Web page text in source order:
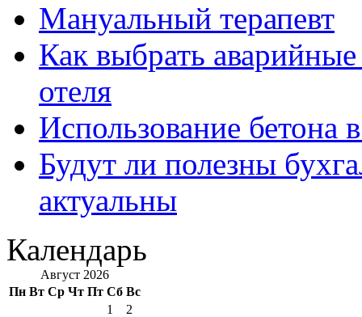
Мануальный терапевт
Как выбрать
отеля
Использование бетона
Будут ли полезны
актуальны
Календарь
Август 2026
Пн Вт Ср Чт Пт Сб Вс
1
2